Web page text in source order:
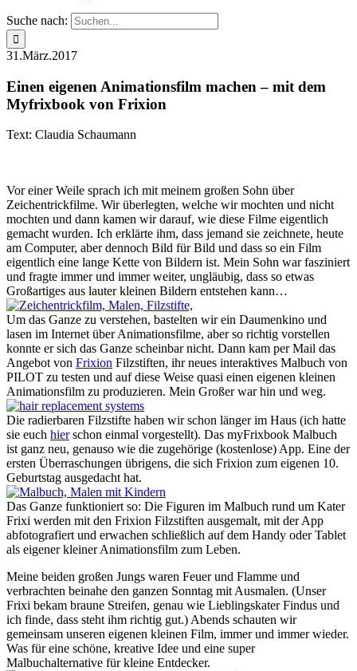
Suche nach:
31.März.2017
Einen eigenen Animationsfilm machen – mit dem
Myfrixbook von Frixion
Text: Claudia Schaumann
Vor einer Weile sprach ich mit meinem großen Sohn über
Zeichentrickfilme. Wir überlegten, welche wir mochten und nicht
mochten und dann kamen wir darauf, wie diese Filme eigentlich
gemacht wurden. Ich erklärte ihm, dass jemand sie zeichnete, heute
am Computer, aber dennoch Bild für Bild und dass so ein Film
eigentlich eine lange Kette von Bildern ist. Mein Sohn war fasziniert
und fragte immer und immer weiter, ungläubig, dass so etwas
Großartiges aus lauter kleinen Bildern entstehen kann…
Um das Ganze zu verstehen, bastelten wir ein Daumenkino und
lasen im Internet über Animationsfilme, aber so richtig vorstellen
konnte er sich das Ganze scheinbar nicht. Dann kam per Mail das
Angebot von Frixion Filzstiften, ihr neues interaktives Malbuch von
PILOT zu testen und auf diese Weise quasi einen eigenen kleinen
Animationsfilm zu produzieren. Mein Großer war hin und weg.
Die radierbaren Filzstifte haben wir schon länger im Haus (ich hatte
sie euch hierschon einmal vorgestellt). Das myFrixbook Malbuch
ist ganz neu, genauso wie die zugehörige (kostenlose) App. Eine der
ersten Überraschungen übrigens, die sich Frixion zum eigenen 10.
Geburtstag ausgedacht hat.
Das Ganze funktioniert so: Die Figuren im Malbuch rund um Kater
Frixi werden mit den Frixion Filzstiften ausgemalt, mit der App
abfotografiert und erwachen schließlich auf dem Handy oder Tablet
als eigener kleiner Animationsfilm zum Leben.
Meine beiden großen Jungs waren Feuer und Flamme und
verbrachten beinahe den ganzen Sonntag mit Ausmalen. (Unser
Frixi bekam braune Streifen, genau wie Lieblingskater Findus und
ich finde, dass steht ihm richtig gut.) Abends schauten wir
gemeinsam unseren eigenen kleinen Film, immer und immer wieder.
Was für eine schöne, kreative Idee und eine super
Malbuchalternative für kleine Entdecker.